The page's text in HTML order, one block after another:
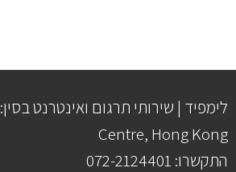
לימפיד | שירותי תרגום ואינטרנט בסין: Billion
Centre, Hong Kong
התקשרו: 072-2124401